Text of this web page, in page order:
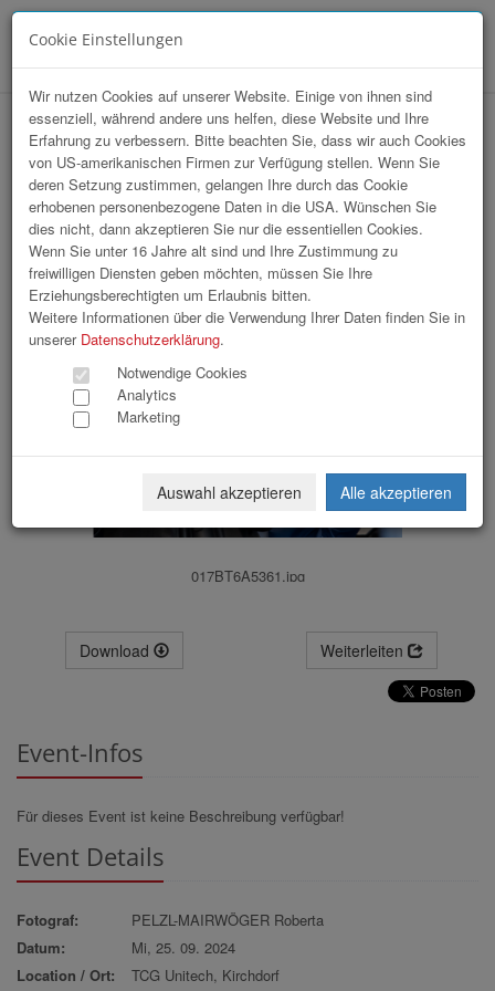
hr-Lounge Mitte zu Gast bei TCG
Unitech
017BT6A5361.jpg
Download Weiterleiten
Event-Infos
Für dieses Event ist keine Beschreibung verfügbar!
Event Details
Fotograf:
PELZL-MAIRWÖGER Roberta
Datum:
Mi, 25. 09. 2024
Location / Ort:
TCG Unitech, Kirchdorf
Cookie Einstellungen
Wir nutzen Cookies auf unserer Website. Einige von ihnen sind
essenziell, während andere uns helfen, diese Website und Ihre
Erfahrung zu verbessern. Bitte beachten Sie, dass wir auch Cookies
von US-amerikanischen Firmen zur Verfügung stellen. Wenn Sie
deren Setzung zustimmen, gelangen Ihre durch das Cookie
erhobenen personenbezogene Daten in die USA. Wünschen Sie
dies nicht, dann akzeptieren Sie nur die essentiellen Cookies.
Wenn Sie unter 16 Jahre alt sind und Ihre Zustimmung zu
freiwilligen Diensten geben möchten, müssen Sie Ihre
Erziehungsberechtigten um Erlaubnis bitten.
Weitere Informationen über die Verwendung Ihrer Daten finden Sie in
unserer Datenschutzerklärung.
Notwendige Cookies
Analytics
Marketing
Auswahl akzeptieren Alle akzeptieren